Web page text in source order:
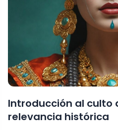
Introducción al culto
relevancia histórica